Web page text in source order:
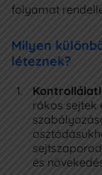
Források
Az Oncompass
+36 1 7733 777
folyamat
Milyen
léteznek?
rákos sejtek
és